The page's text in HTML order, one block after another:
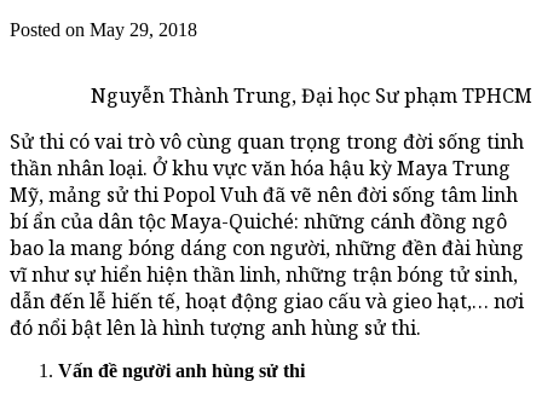
Posted on May 29, 2018
Nguyễn Thành Trung, Đại học Sư phạm TPHCM
Sử thi có vai trò vô cùng quan trọng trong đời sống tinh
thần nhân loại. Ở khu vực văn hóa hậu kỳ Maya Trung
Mỹ, mảng sử thi Popol Vuh đã vẽ nên đời sống tâm linh
bí ẩn của dân tộc Maya-Quiché: những cánh đồng ngô
bao la mang bóng dáng con người, những đền đài hùng
vĩ như sự hiển hiện thần linh, những trận bóng tử sinh,
dẫn đến lễ hiến tế, hoạt động giao cấu và gieo hạt,… nơi
đó nổi bật lên là hình tượng anh hùng sử thi.
Vấn đề người anh hùng sử thi